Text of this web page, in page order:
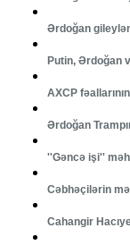
Ərdoğan
Putin, Ərdoğan
AXCP
Ərdoğan
''Gəncə işi''
Cəbhəçilərin
Cahangir